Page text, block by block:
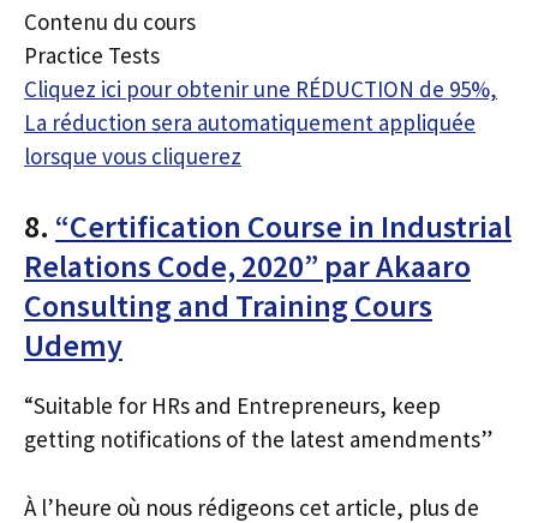
Contenu du cours
Practice Tests
Cliquez ici pour obtenir une RÉDUCTION de 95%,
La réduction sera automatiquement appliquée
lorsque vous cliquerez
8. “Certification Course in Industrial
Relations Code, 2020” par Akaaro
Consulting and Training Cours
Udemy
“Suitable for HRs and Entrepreneurs, keep
getting notifications of the latest amendments”
À l’heure où nous rédigeons cet article, plus de